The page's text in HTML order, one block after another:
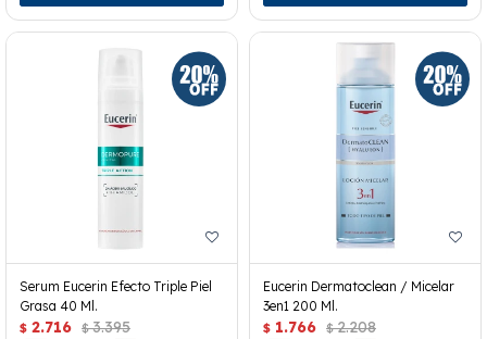
Serum Eucerin Efecto Triple Piel
Grasa 40 Ml.
$ 2.716 $ 3.395
Eucerin Dermatoclean / Micelar
3en1 200 Ml.
$ 1.766 $ 2.208